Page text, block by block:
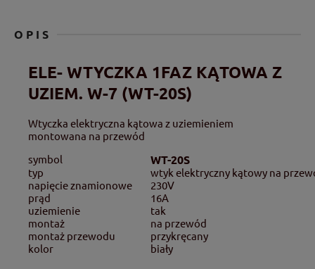
OPIS
ELE- WTYCZKA 1FAZ KĄTOWA Z
UZIEM. W-7 (WT-20S)
Wtyczka elektryczna kątowa z uziemieniem
montowana na przewód
symbol
WT-20S
typ
wtyk elektryczny kątowy na
napięcie znamionowe
230V
prąd
16A
uziemienie
tak
montaż
na przewód
montaż przewodu
przykręcany
kolor
biały